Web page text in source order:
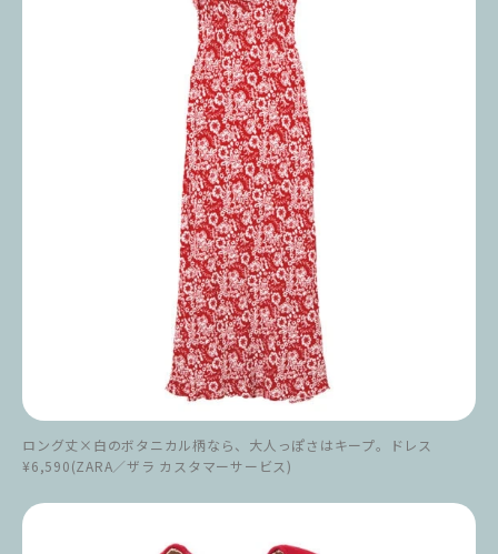
ロング丈×白のボタニカル柄なら、大人っぽさはキープ。ドレス
¥6,590(ZARA／ザラ カスタマーサービス)